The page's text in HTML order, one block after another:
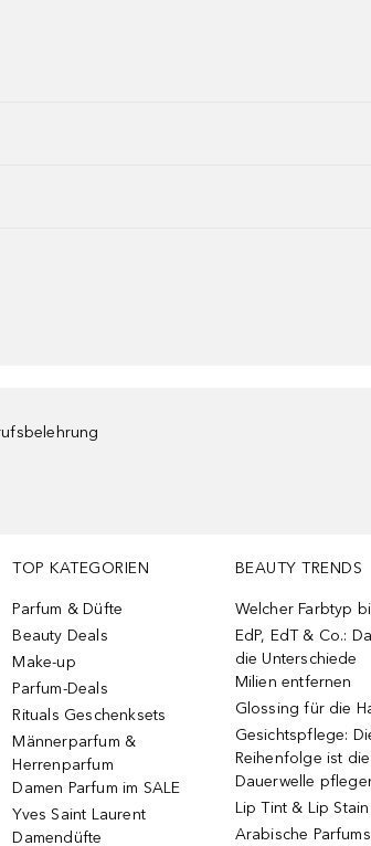
TOP KATEGORIEN
Parfum & Düfte
Beauty Deals
Make-up
Parfum-Deals
Rituals Geschenksets
Männerparfum &
Herrenparfum
Damen Parfum im SALE
Yves Saint Laurent
Damendüfte
BEAUTY TRENDS
Welcher Farbtyp
EdP, EdT & Co.:
die Unterschiede
Milien entfernen
Glossing für die
Gesichtspflege:
Reihenfolge ist
Dauerwelle
Lip Tint & Lip Stain
Arabische Parfums